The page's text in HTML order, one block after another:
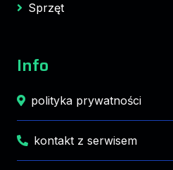
Sprzęt
Info
polityka prywatności
kontakt z serwisem